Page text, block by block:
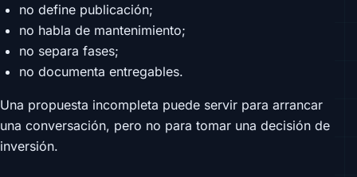
no define publicación;
no habla de mantenimiento;
no separa fases;
no documenta entregables.
Una propuesta incompleta puede servir para arrancar
una conversación, pero no para tomar una decisión de
inversión.